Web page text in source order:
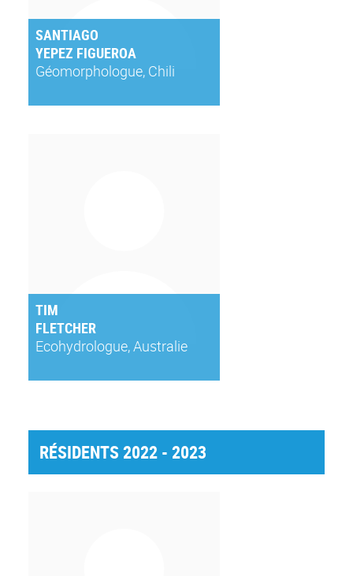
SANTIAGO
YEPEZ FIGUEROA
Géomorphologue, Chili
TIM
FLETCHER
Ecohydrologue, Australie
RÉSIDENTS 2022 - 2023